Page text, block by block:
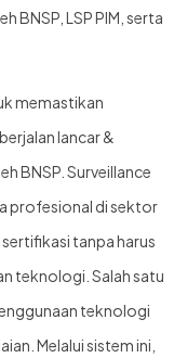
BNSP, LSP PIM, serta
memastikan
lancar &
BNSP. Surveillance
profesional di sektor
tanpa harus
teknologi. Salah satu
teknologi
Melalui sistem ini,